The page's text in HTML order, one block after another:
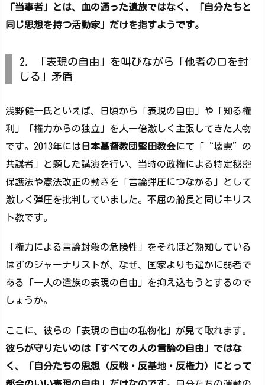
「当事者」とは、血の通った遺族ではなく、「自分たちと
同じ思想を持つ活動家」だけを指すようです。
2. 「表現の自由」を叫びながら「他者の口を封
じる」矛盾
浅野健一氏といえば、日頃から「表現の自由」や「知る権
利」「権力からの独立」を人一倍激しく主張してきた人物
です。2013年には日本基督教団堅田教会にて「“壊憲”の
共謀者」と題した講演を行い、当時の政権による特定秘密
保護法や憲法改正の動きを「言論弾圧につながる」として
激しく弾圧を批判していました。不屈の船長と同じキリス
ト教です。
「権力による言論封殺の危険性」をそれほど熟知している
はずのジャーナリストが、なぜ、国家よりも遥かに弱者で
ある「一人の遺族の表現の自由」を抑え込もうとするので
しょうか。
ここに、彼らの「表現の自由の私物化」が見て取れます。
彼らが守りたいのは「すべての人の言論の自由」ではな
く、「自分たちの思想（反戦・反基地・反権力）にとって